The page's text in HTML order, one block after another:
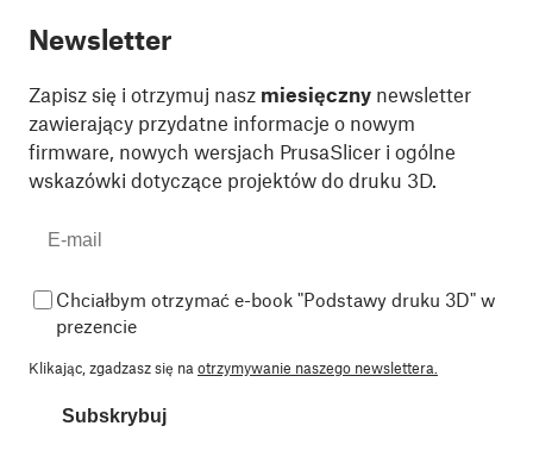
Newsletter
Zapisz się i otrzymuj nasz miesięczny newsletter
zawierający przydatne informacje o nowym
firmware, nowych wersjach PrusaSlicer i ogólne
wskazówki dotyczące projektów do druku 3D.
Chciałbym otrzymać e-book "Podstawy druku 3D" w
prezencie
Klikając, zgadzasz się na otrzymywanie naszego newslettera.
Subskrybuj